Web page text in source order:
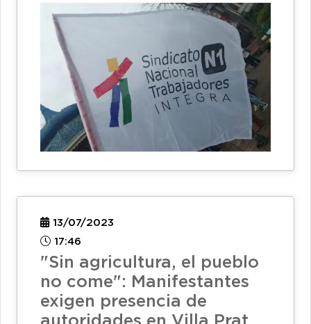
13/07/2023
17:46
"Sin agricultura, el pueblo
no come": Manifestantes
exigen presencia de
autoridades en Villa Prat